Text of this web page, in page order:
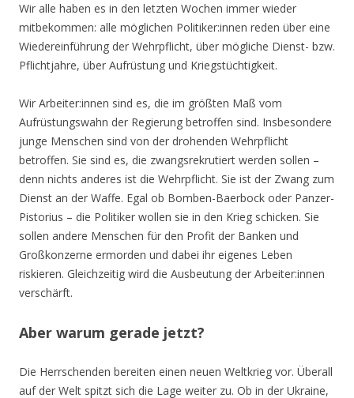
Wir alle haben es in den letzten Wochen immer wieder
mitbekommen: alle möglichen Politiker:innen reden über eine
Wiedereinführung der Wehrpflicht, über mögliche Dienst- bzw.
Pflichtjahre, über Aufrüstung und Kriegstüchtigkeit.
Wir Arbeiter:innen sind es, die im größten Maß vom
Aufrüstungswahn der Regierung betroffen sind. Insbesondere
junge Menschen sind von der drohenden Wehrpflicht
betroffen. Sie sind es, die zwangsrekrutiert werden sollen –
denn nichts anderes ist die Wehrpflicht. Sie ist der Zwang zum
Dienst an der Waffe. Egal ob Bomben-Baerbock oder Panzer-
Pistorius – die Politiker wollen sie in den Krieg schicken. Sie
sollen andere Menschen für den Profit der Banken und
Großkonzerne ermorden und dabei ihr eigenes Leben
riskieren. Gleichzeitig wird die Ausbeutung der Arbeiter:innen
verschärft.
Aber warum gerade jetzt?
Die Herrschenden bereiten einen neuen Weltkrieg vor. Überall
auf der Welt spitzt sich die Lage weiter zu. Ob in der Ukraine,